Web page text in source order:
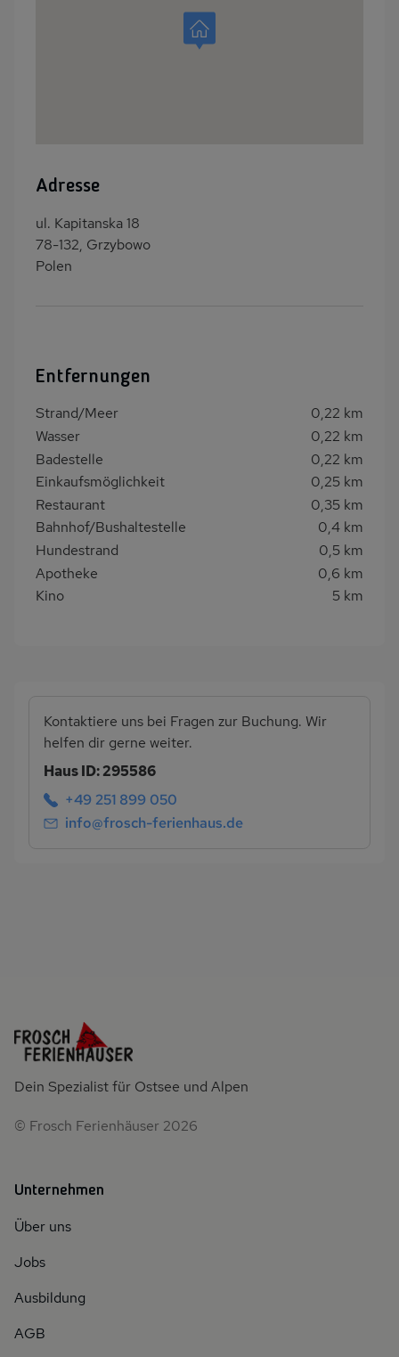
Adresse
ul. Kapitanska 18
78-132, Grzybowo
Polen
Entfernungen
Strand/Meer
0,22 km
Wasser
0,22 km
Badestelle
0,22 km
Einkaufsmöglichkeit
0,25 km
Restaurant
0,35 km
Bahnhof/Bushaltestelle
0,4 km
Hundestrand
0,5 km
Apotheke
0,6 km
Kino
5 km
Kontaktiere uns bei Fragen zur Buchung. Wir
helfen dir gerne weiter.
Haus ID: 295586
+49 251 899 050
info@frosch-ferienhaus.de
Dein Spezialist für Ostsee und Alpen
© Frosch Ferienhäuser 2026
Unternehmen
Über uns
Jobs
Ausbildung
AGB